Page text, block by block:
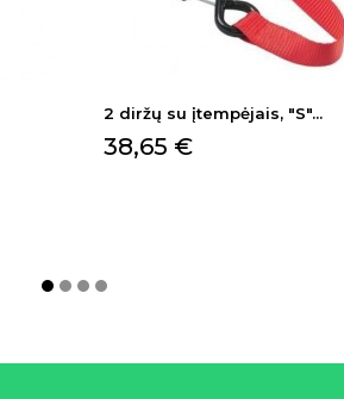
2 diržų su įtempėjais, "S"...
Kaina
38,65 €